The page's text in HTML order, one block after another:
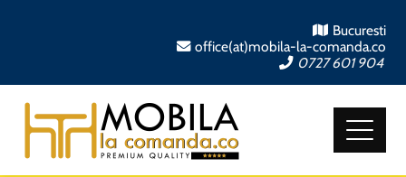
Bucuresti
office(at)mobila-la-comanda.co
0727 601 904